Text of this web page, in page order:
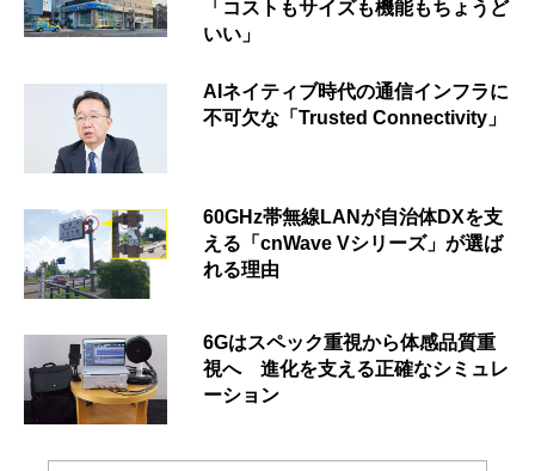
「コストもサイズも機能もちょうど
いい」
AIネイティブ時代の通信インフラに
不可欠な「Trusted Connectivity」
60GHz帯無線LANが自治体DXを支
える「cnWave Vシリーズ」が選ば
れる理由
6Gはスペック重視から体感品質重
視へ 進化を支える正確なシミュレ
ーション